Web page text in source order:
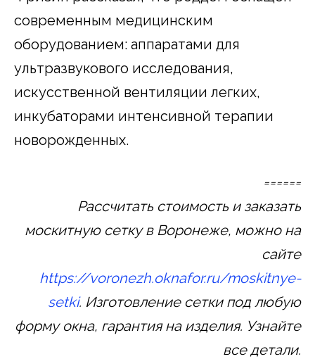
современным медицинским
оборудованием: аппаратами для
ультразвукового исследования,
искусственной вентиляции легких,
инкубаторами интенсивной терапии
новорожденных.
======
Рассчитать стоимость и заказать
москитную сетку в Воронеже, можно на
сайте
https://voronezh.oknafor.ru/moskitnye-
setki. Изготовление сетки под любую
форму окна, гарантия на изделия. Узнайте
все детали.